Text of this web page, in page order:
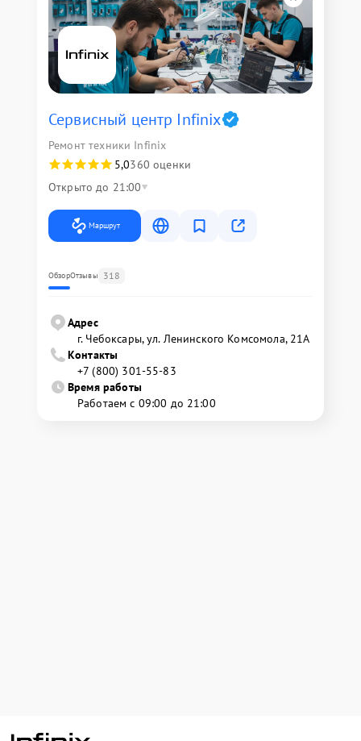
Сервисный центр Infinix
Ремонт техники Infinix
5,0360 оценки
Открыто до 21:00
Маршрут
ОбзорОтзывы 318
Адрес
г. Чебоксары, ул. Ленинского Комсомола, 21А
Контакты
+7 (800) 301-55-83
Время работы
Работаем с 09:00 до 21:00